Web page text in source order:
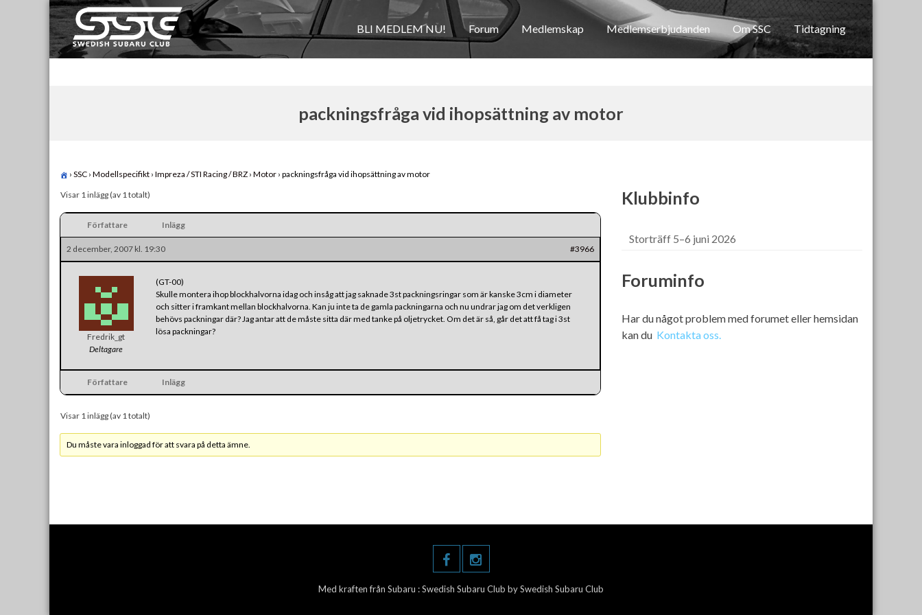
Skip
to
content
Swedish Subaru Club
För oss som älskar Subaru!
BLI MEDLEM NU! Forum Medlemskap Medlemserbjudanden Om SSC Tidtagning
packningsfråga vid ihopsättning av motor
› SSC › Modellspecifikt › Impreza / STI Racing / BRZ › Motor › packningsfråga vid ihopsättning av motor
Visar 1 inlägg (av 1 totalt)
Författare Inlägg
2 december, 2007 kl. 19:30 #3966
Fredrik_gt
Deltagare
(GT-00)
Skulle montera ihop blockhalvorna idag och insåg att jag saknade 3st packningsringar som är kanske 3cm i diameter
och sitter i framkant mellan blockhalvorna. Kan ju inte ta de gamla packningarna och nu undrar jag om det verkligen
behövs packningar där? Jag antar att de måste sitta där med tanke på oljetrycket. Om det är så, går det att få tag i 3st
lösa packningar?
Författare Inlägg
Visar 1 inlägg (av 1 totalt)
Du måste vara inloggad för att svara på detta ämne.
Klubbinfo
Storträff 5–6 juni 2026
Foruminfo
Har du något problem med forumet eller hemsidan
kan du Kontakta oss.
Med kraften från Subaru :Swedish Subaru Club by Swedish Subaru Club